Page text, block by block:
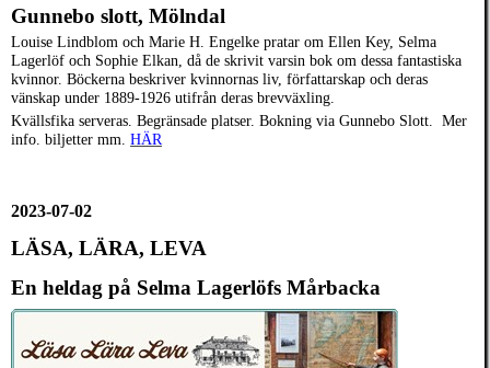
Gunnebo slott, Mölndal
Louise Lindblom och Marie H. Engelke pratar om Ellen Key, Selma
Lagerlöf och Sophie Elkan, då de skrivit varsin bok om dessa fantastiska
kvinnor. Böckerna beskriver kvinnornas liv, författarskap och deras
vänskap under 1889-1926 utifrån deras brevväxling.
Kvällsfika serveras. Begränsade platser. Bokning via Gunnebo Slott. Mer
info. biljetter mm. HÄR
2023-07-02
LÄSA, LÄRA, LEVA
En heldag på Selma Lagerlöfs Mårbacka